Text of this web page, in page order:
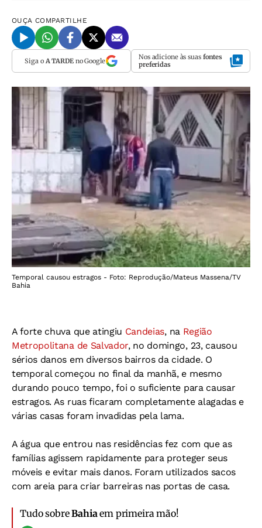
OUÇA COMPARTILHE
Siga o A TARDEno Google Nos adicione às suas fontes
preferidas
Temporal causou estragos - Foto: Reprodução/Mateus Massena/TV
Bahia
A forte chuva que atingiu Candeias, naRegião
Metropolitana de Salvador, no domingo, 23, causou
sérios danos em diversos bairros da cidade. O
temporal começou no final da manhã, e mesmo
durando pouco tempo, foi o suficiente para causar
estragos. As ruas ficaram completamente alagadas e
várias casas foram invadidas pela lama.
A água que entrou nas residências fez com que as
famílias agissem rapidamente para proteger seus
móveis e evitar mais danos. Foram utilizados sacos
com areia para criar barreiras nas portas de casa.
Tudo sobreBahiaem primeira mão!